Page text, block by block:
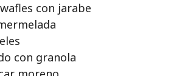
con jarabe
con granola